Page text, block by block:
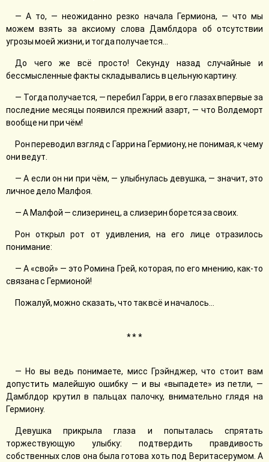
— А то, — неожиданно резко начала Гермиона, — что мы
можем взять за аксиому слова Дамблдора об отсутствии
угрозы моей жизни, и тогда получается…
До чего же всё просто! Секунду назад случайные и
бессмысленные факты складывались в цельную картину.
— Тогда получается, — перебил Гарри, в его глазах впервые за
последние месяцы появился прежний азарт, — что Волдеморт
вообще ни при чём!
Рон переводил взгляд с Гарри на Гермиону, не понимая, к чему
они ведут.
— А если он ни при чём, — улыбнулась девушка, — значит, это
личное дело Малфоя.
— А Малфой — слизеринец, а слизерин борется за своих.
Рон открыл рот от удивления, на его лице отразилось
понимание:
— А «свой» — это Ромина Грей, которая, по его мнению, как-то
связана с Гермионой!
Пожалуй, можно сказать, что так всё и началось…
* * *
— Но вы ведь понимаете, мисс Грэйнджер, что стоит вам
допустить малейшую ошибку — и вы «выпадете» из петли, —
Дамблдор крутил в пальцах палочку, внимательно глядя на
Гермиону.
Девушка прикрыла глаза и попыталась спрятать
торжествующую улыбку: подтвердить правдивость
собственных слов она была готова хоть под Веритасерумом. А